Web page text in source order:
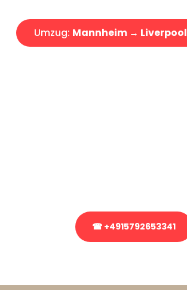
Umzug: Mannheim → Liverpool
☎ +4915792653341